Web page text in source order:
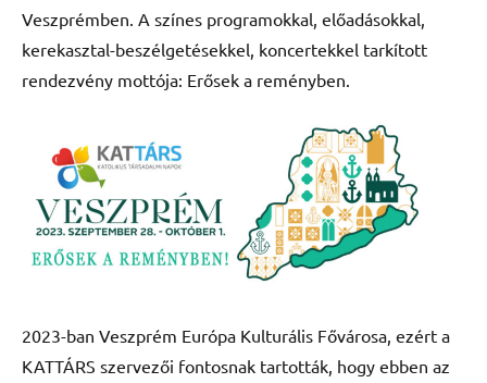
Veszprémben. A színes programokkal, előadásokkal,
kerekasztal-beszélgetésekkel, koncertekkel tarkított
rendezvény mottója: Erősek a reményben.
2023-ban Veszprém Európa Kulturális Fővárosa, ezért a
KATTÁRS szervezői fontosnak tartották, hogy ebben az